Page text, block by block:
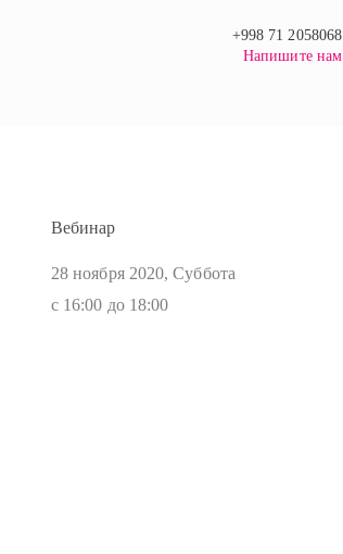
+998 71 2058068
Напишите нам
Вебинар
28 ноября 2020, Суббота
с 16:00 до 18:00